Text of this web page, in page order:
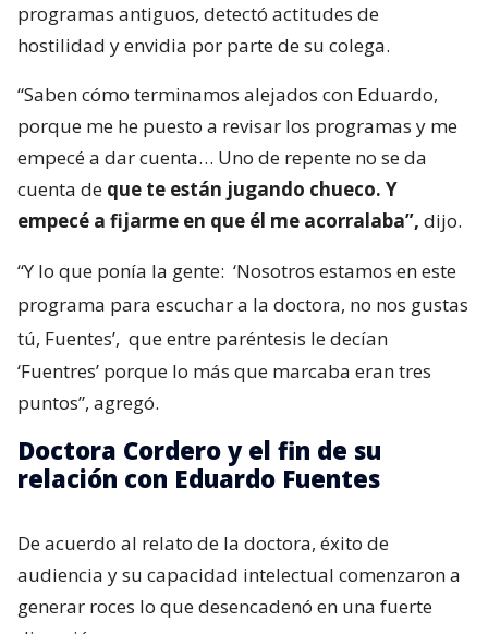
programas antiguos, detectó actitudes de
hostilidad y envidia por parte de su colega.
“Saben cómo terminamos alejados con Eduardo,
porque me he puesto a revisar los programas y me
empecé a dar cuenta… Uno de repente no se da
cuenta de que te están jugando chueco. Y
empecé a fijarme en que él me acorralaba”, dijo.
“Y lo que ponía la gente: ‘Nosotros estamos en este
programa para escuchar a la doctora, no nos gustas
tú, Fuentes’, que entre paréntesis le decían
‘Fuentres’ porque lo más que marcaba eran tres
puntos”, agregó.
Doctora Cordero y el fin de su
relación con Eduardo Fuentes
De acuerdo al relato de la doctora, éxito de
audiencia y su capacidad intelectual comenzaron a
generar roces lo que desencadenó en una fuerte